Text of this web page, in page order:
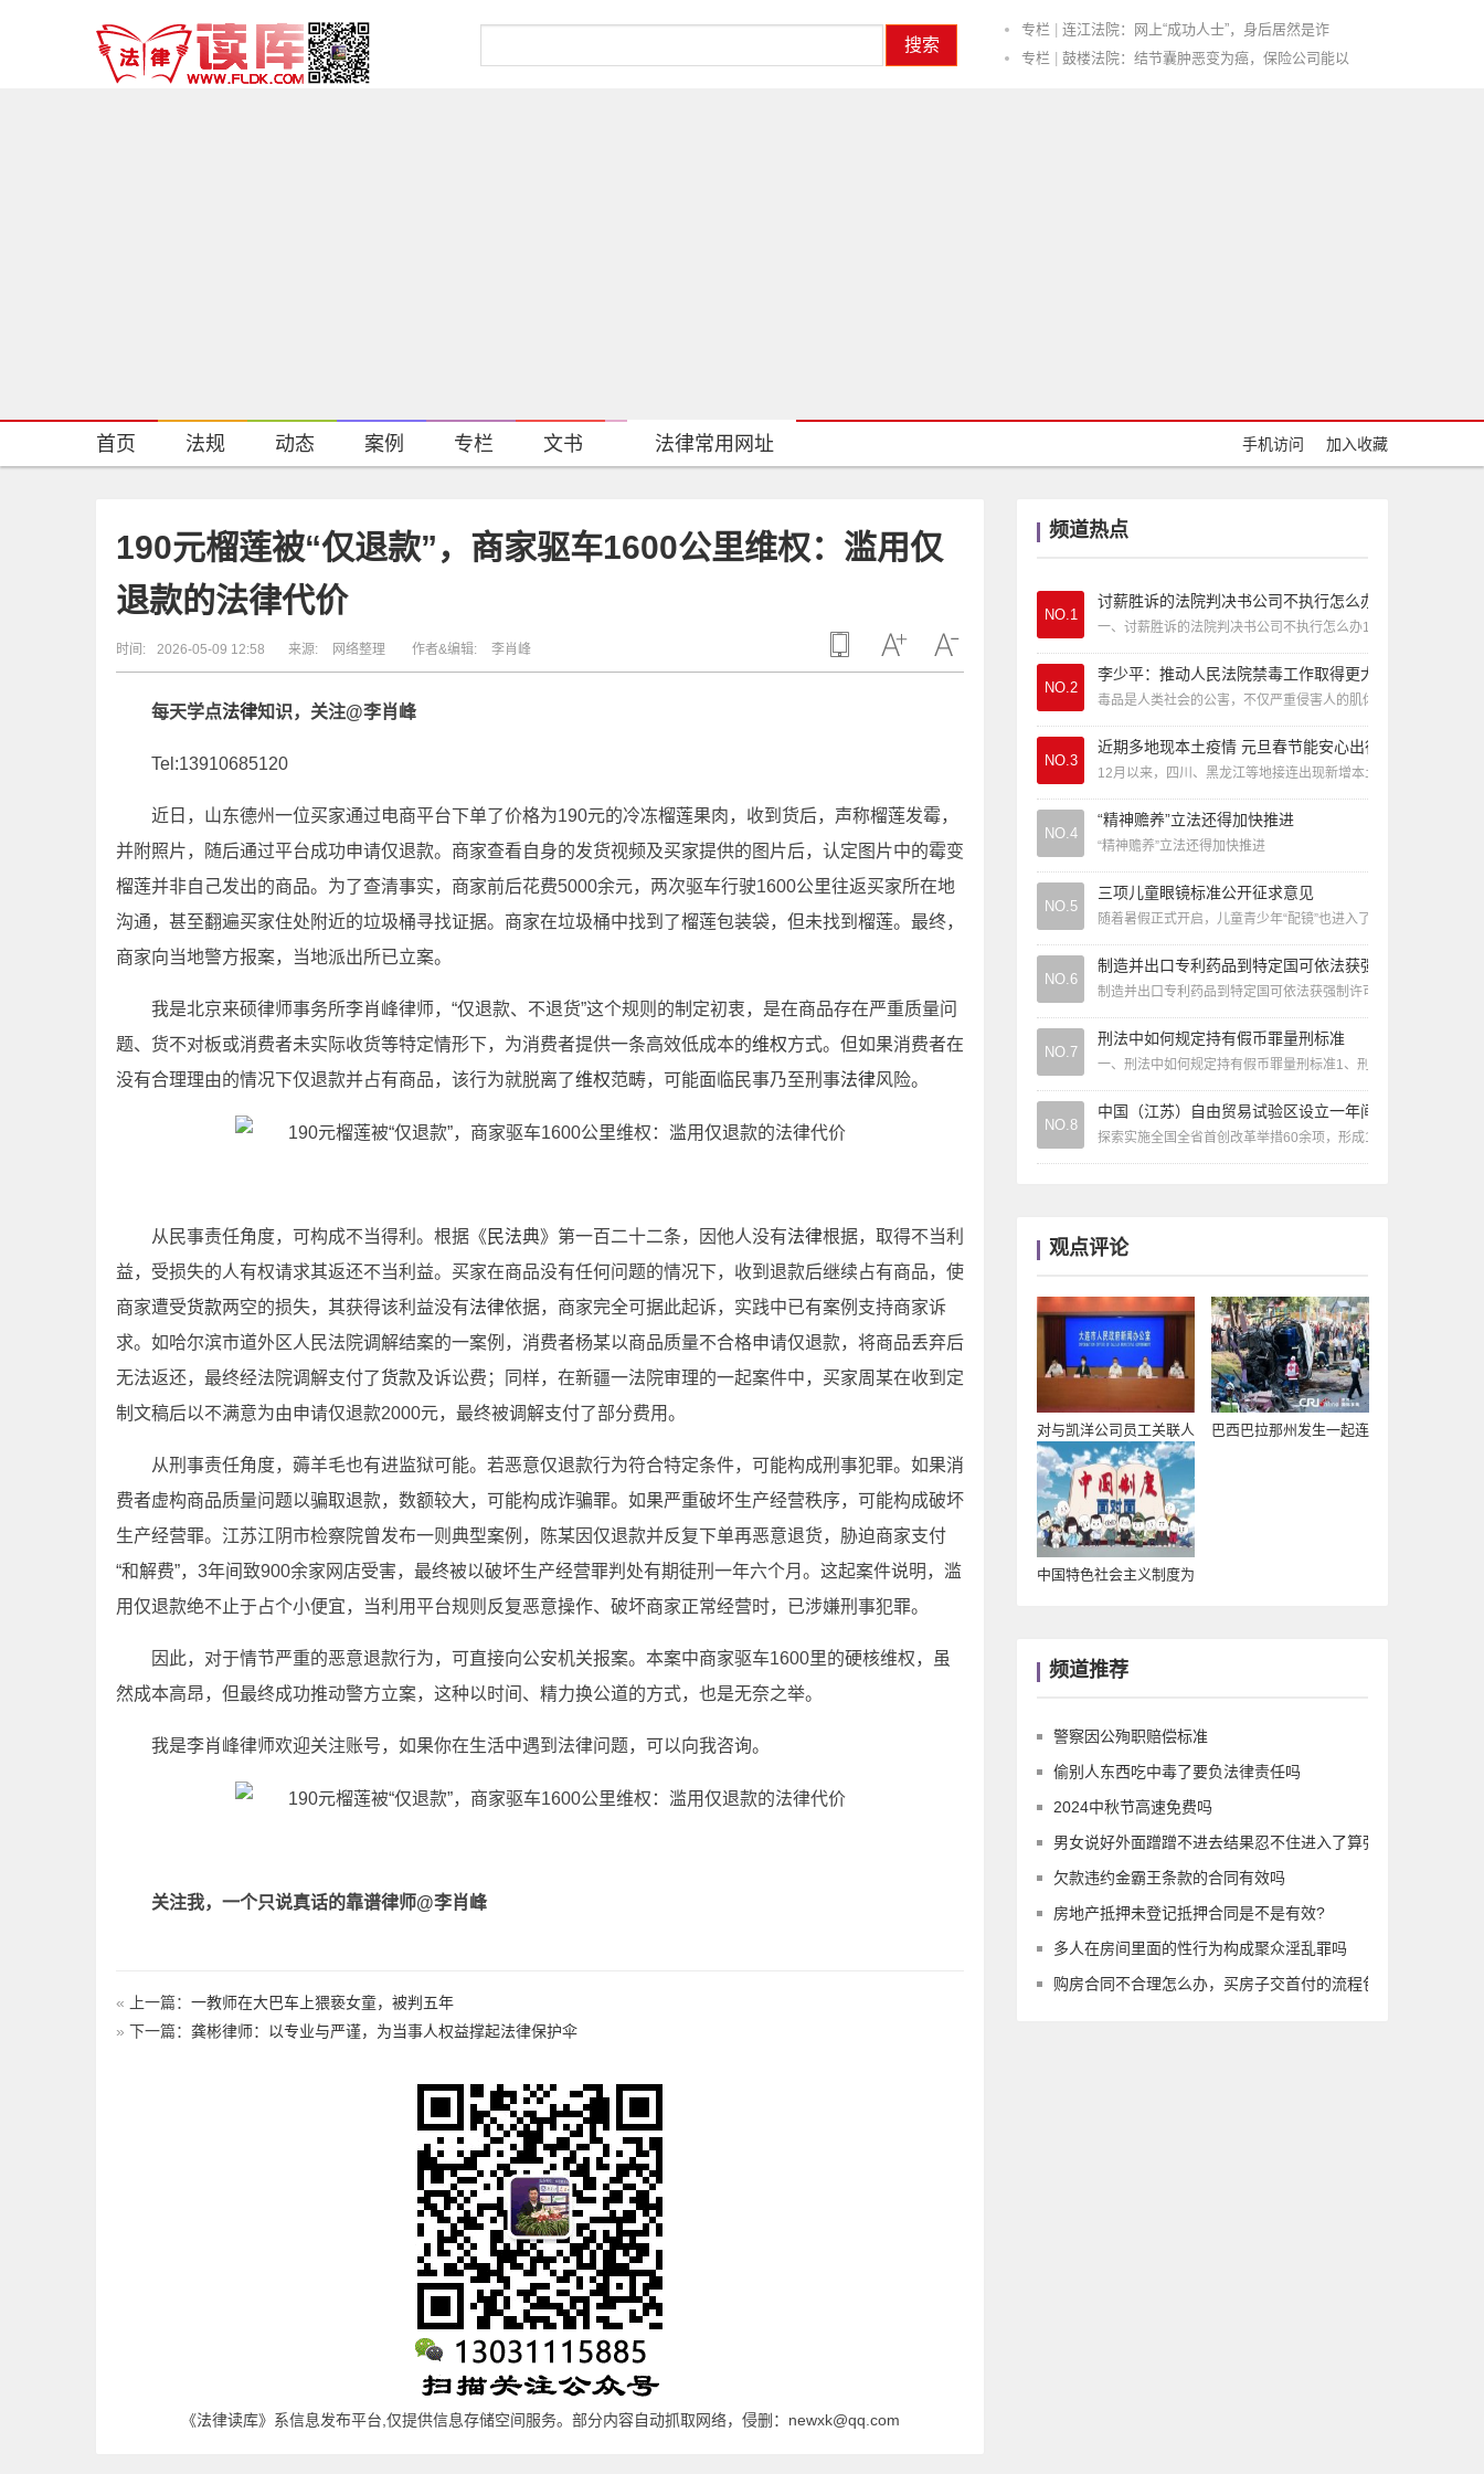
搜索 |
淄博市沂源县交通违章处理地点有哪些
动态|房地产抵押未登记抵押合同是不是有效?
专栏|最高法--债权人对债务人债务的展期属于加重
专栏|台江法院：大师”算一卦 是“消灾”还是“
首页 法规 动态 案例 专栏 文书 法律常用网址 手机访问 加入收藏
190元榴莲被“仅退款”，商家驱车1600公里维权：滥用仅
退款的法律代价
时间: 2026-05-09 12:58 来源: 网络整理 作者&编辑: 李肖峰
每天学点法律知识， 关注@李肖峰
Tel:13910685120
近日，山东德州一位买家通过电商平台下单了价格为190元的冷冻榴莲果肉，收到货后，声称榴莲发霉，
并附照片，随后通过平台成功申请仅退款。商家查看自身的发货视频及买家提供的图片后，认定图片中的霉变
榴莲并非自己发出的商品。为了查清事实，商家前后花费5000余元，两次驱车行驶1600公里往返买家所在地
沟通，甚至翻遍买家住处附近的垃圾桶寻找证据。商家在垃圾桶中找到了榴莲包装袋，但未找到榴莲。最终，
商家向当地警方报案，当地派出所已立案。
我是北京来硕律师事务所李肖峰律师，“仅退款、不退货”这个规则的制定初衷，是在商品存在严重质量问
题、货不对板或消费者未实际收货等特定情形下，为消费者提供一条高效低成本的维权方式。但如果消费者在
没有合理理由的情况下仅退款并占有商品，该行为就脱离了维权范畴，可能面临民事乃至刑事法律风险。
从民事责任角度，可构成不当得利。根据《 民法典》第一百二十二条，因他人没有法律根据，取得不当利
益，受损失的人有权请求其返还不当利益。买家在商品没有任何问题的情况下，收到退款后继续占有商品，使
商家遭受货款两空的损失，其获得该利益没有法律依据，商家完全可据此起诉，实践中已有案例支持商家诉
求。如哈尔滨市道外区人民法院调解结案的一案例，消费者杨某以商品质量不合格申请仅退款，将商品丢弃后
无法返还，最终经法院调解支付了货款及诉讼费；同样，在新疆一法院审理的一起案件中，买家周某在收到定
制文稿后以不满意为由申请仅退款2000元，最终被调解支付了部分费用。
从刑事责任角度，薅羊毛也有进监狱可能。若恶意仅退款行为符合特定条件，可能构成刑事犯罪。如果消
费者虚构商品质量问题以骗取退款，数额较大，可能构成诈骗罪。如果严重破坏生产经营秩序，可能构成破坏
生产经营罪。江苏江阴市检察院曾发布一则典型案例，陈某因仅退款并反复下单再恶意退货，胁迫商家支付
“和解费”，3年间致900余家网店受害，最终被以破坏生产经营罪判处有期徒刑一年六个月。这起案件说明，滥
用仅退款绝不止于占个小便宜，当利用平台规则反复恶意操作、破坏商家正常经营时，已涉嫌刑事犯罪。
因此，对于情节严重的恶意退款行为，可直接向公安机关报案。本案中商家驱车1600里的硬核维权，虽
然成本高昂，但最终成功推动警方立案，这种以时间、精力换公道的方式，也是无奈之举。
我是李肖峰律师欢迎关注账号，如果你在生活中遇到法律问题，可以向我咨询。
关注我，一个只说真话的靠谱律师@李肖峰
« 上一篇： 一教师在大巴车上猥亵女童，被判五年
» 下一篇： 龚彬律师：以专业与严谨，为当事人权益撑起法律保护伞
《法律读库》系信息发布平台,仅提供信息存储空间服务。部分内容自动抓取网络，侵删：newxk@qq.com
频道热点
NO.1
讨薪胜诉的法院判决书公司不执行怎么办
一、讨薪胜诉的法院判决书公司不执行怎么办1、讨薪胜诉公司不
NO.2
李少平：推动人民法院禁毒工作取得更大成效
毒品是人类社会的公害，不仅严重侵害人的肌体和意志、破坏家
NO.3
近期多地现本土疫情 元旦春节能安心出行吗
12月以来，四川、黑龙江等地接连出现新增本土病例，引发社会
NO.4
“精神赡养”立法还得加快推进
“精神赡养”立法还得加快推进
NO.5
三项儿童眼镜标准公开征求意见
随着暑假正式开启，儿童青少年“配镜”也进入了高峰期。给孩
NO.6
制造并出口专利药品到特定国可依法获强制许可
制造并出口专利药品到特定国可依法获强制许可
NO.7
刑法中如何规定持有假币罪量刑标准
一、刑法中如何规定持有假币罪量刑标准1、刑法中持有假币罪量
NO.8
中国（江苏）自由贸易试验区设立一年间
探索实施全国全省首创改革举措60余项，形成115项制度创新成果
观点评论
对与凯洋公司员工关联人 巴西巴拉那州发生一起连
中国特色社会主义制度为
频道推荐
警察因公殉职赔偿标准
偷别人东西吃中毒了要负法律责任吗
2024中秋节高速免费吗
男女说好外面蹭蹭不进去结果忍不住进入了算强
欠款违约金霸王条款的合同有效吗
房地产抵押未登记抵押合同是不是有效?
多人在房间里面的性行为构成聚众淫乱罪吗
购房合同不合理怎么办，买房子交首付的流程包